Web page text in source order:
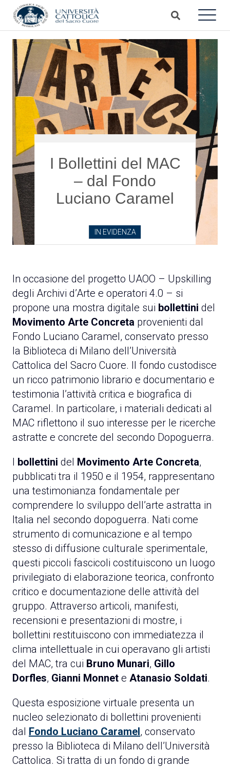
I Bollettini del MAC
– dal Fondo
Luciano Caramel
IN EVIDENZA
In occasione del progetto UAOO – Upskilling
degli Archivi d’Arte e operatori 4.0 – si
propone una mostra digitale sui bollettini del
Movimento Arte Concreta provenienti dal
Fondo Luciano Caramel, conservato presso
la Biblioteca di Milano dell’Università
Cattolica del Sacro Cuore. Il fondo custodisce
un ricco patrimonio librario e documentario e
testimonia l’attività critica e biografica di
Caramel. In particolare, i materiali dedicati al
MAC riflettono il suo interesse per le ricerche
astratte e concrete del secondo Dopoguerra.
I bollettini del Movimento Arte Concreta,
pubblicati tra il 1950 e il 1954, rappresentano
una testimonianza fondamentale per
comprendere lo sviluppo dell’arte astratta in
Italia nel secondo dopoguerra. Nati come
strumento di comunicazione e al tempo
stesso di diffusione culturale sperimentale,
questi piccoli fascicoli costituiscono un luogo
privilegiato di elaborazione teorica, confronto
critico e documentazione delle attività del
gruppo. Attraverso articoli, manifesti,
recensioni e presentazioni di mostre, i
bollettini restituiscono con immediatezza il
clima intellettuale in cui operavano gli artisti
del MAC, tra cui Bruno Munari, Gillo
Dorfles, Gianni Monnet e Atanasio Soldati.
Questa esposizione virtuale presenta un
nucleo selezionato di bollettini provenienti
dal Fondo Luciano Caramel, conservato
presso la Biblioteca di Milano dell’Università
Cattolica. Si tratta di un fondo di grande